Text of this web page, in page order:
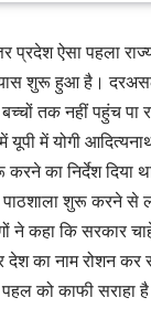
प्रदेश ऐसा पहला
शुरू हुआ है।
तक नहीं पहुंच पा
यूपी में योगी
करने का निर्देश
पाठशाला शुरू करने से
ने कहा कि सरकार
देश का नाम रोशन
को काफी सराहा